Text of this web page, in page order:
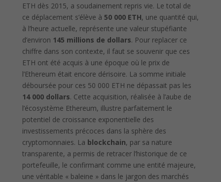
ETH dès 2015, a soudainement repris vie. Le total de
ce déplacement s’élève à 50 000 ETH, une quantité qui,
à l’heure actuelle, représente une valeur stupéfiante
d’environ 145 millions de dollars. Pour replacer ce
chiffre dans son contexte, il faut se souvenir que ces
ETH ont été acquis à une époque où le prix de
l’Ethereum était encore dérisoire. La somme initiale
déboursée pour ces 50 000 ETH ne dépassait pas les
14 000 dollars. Cette acquisition, réalisée à l’aube de
l’écosystème Ethereum, illustre parfaitement le
potentiel de croissance exponentielle des
investissements précoces dans la sphère des
cryptomonnaies. La blockchain, par sa nature
transparente, a permis de retracer l’historique de ce
portefeuille, le confirmant comme une entité majeure,
une véritable « baleine » dans le jargon des marchés